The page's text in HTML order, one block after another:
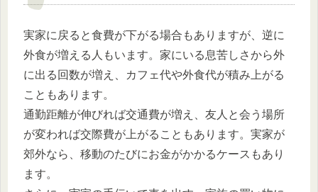
実家に戻ると食費が下がる場合もありますが、逆に
外食が増える人もいます。家にいる息苦しさから外
に出る回数が増え、カフェ代や外食代が積み上がる
こともあります。
通勤距離が伸びれば交通費が増え、友人と会う場所
が変われば交際費が上がることもあります。実家が
郊外なら、移動のたびにお金がかかるケースもあり
ます。